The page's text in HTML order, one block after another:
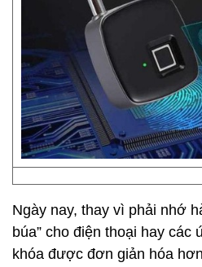
Ngày nay, thay vì phải nhớ
búa” cho điện thoại hay các
khóa được đơn giản hóa